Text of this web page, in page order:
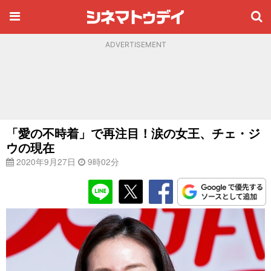
ADVERTISEMENT
「愛の不時着」で再注目！涙の女王、チェ・ジ
ウの現在
2020年9月27日 9時02分